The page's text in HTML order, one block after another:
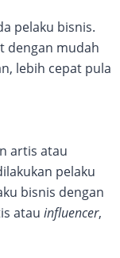
pelaku bisnis.
dengan mudah
lebih cepat pula
artis atau
pelaku
bisnis dengan
atau influencer,